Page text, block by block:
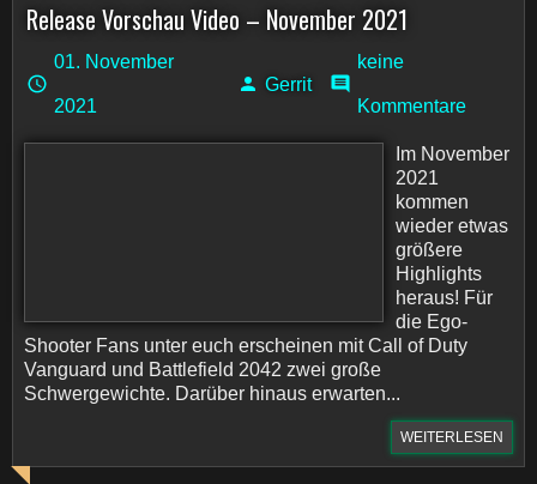
Release Vorschau Video – November 2021
01. November
2021
Gerrit
keine
Kommentare
Im November
2021
kommen
wieder etwas
größere
Highlights
heraus! Für
die Ego-
Shooter Fans unter euch erscheinen mit Call of Duty
Vanguard und Battlefield 2042 zwei große
Schwergewichte. Darüber hinaus erwarten...
WEITERLESEN